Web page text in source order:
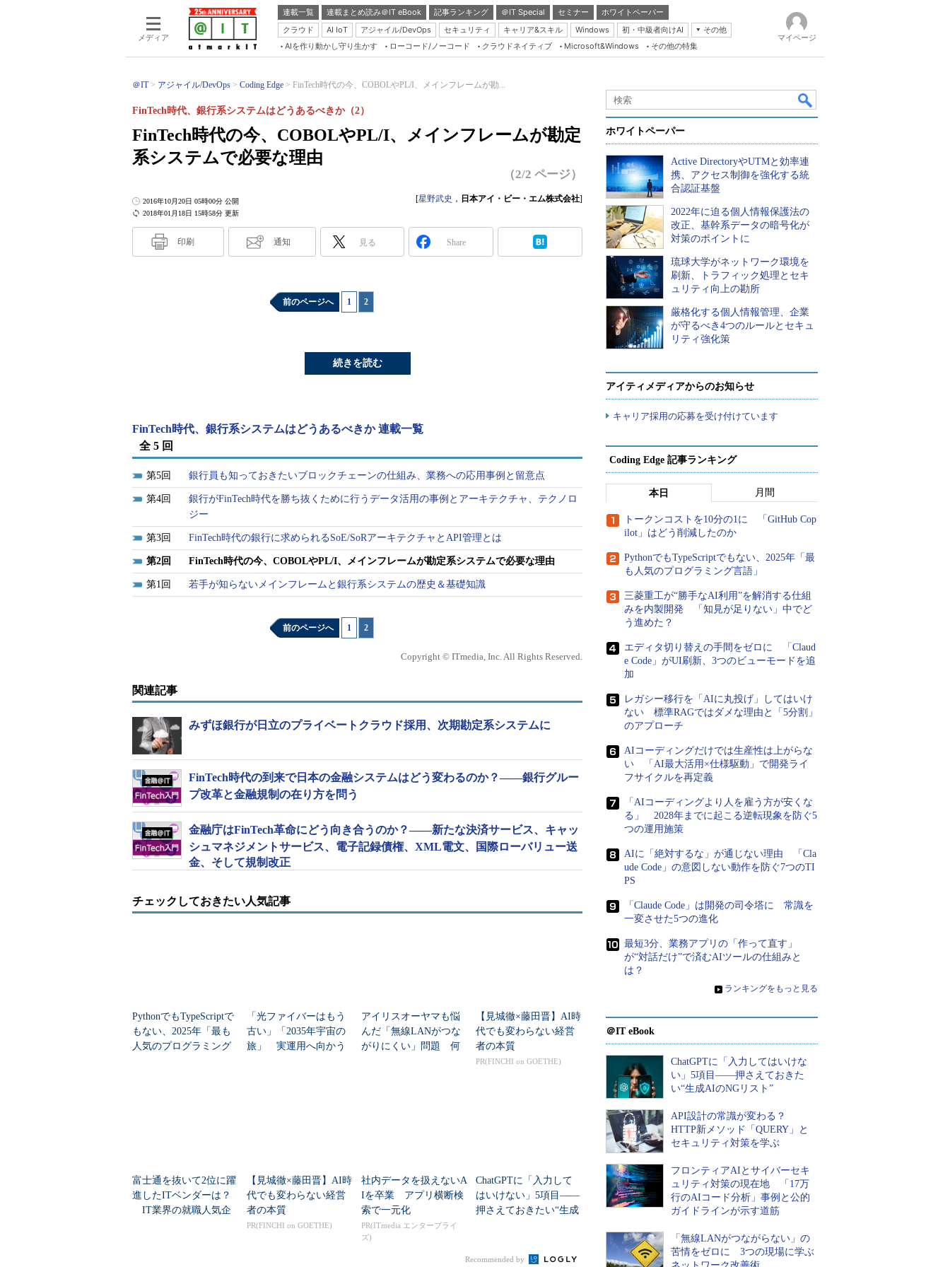
メディア
連載一覧 連載まとめ読み＠IT eBook 記事ランキング ＠IT Special セミナー
ホワイトペーパー
クラウド
AI IoT アジャイル/DevOps セキュリティ キャリア&スキル Windows 初・中級者向けAI
その他
Server & Storage
Java Agile
Database Expert
Master of IP Network
Security & Trust
Test & Tools
AIを作り動かし守り生かす ローコード/ノーコード クラウドネイティブ Microsoft&Windows その他の特集
マイページ
＠IT アジャイル/DevOps Coding Edge FinTech時代の今、COBOLやPL/I、メインフレームが勘...
FinTech時代の今、COBOLやPL/I、メインフレームが勘定
系システムで必要な理由
FinTech時代、銀行系システムはどうあるべきか（2）
（2/2 ページ）
2018年01月18日 15時58分 更新
2016年10月20日 05時00分 公開 [星野武史 ， 日本アイ・ビー・エム株式会社]
印刷 通知 見る Share
前のページへ 1 2
続きを読む
FinTech時代、銀行系システムはどうあるべきか 連載一覧
全 5 回
5 銀行員も知っておきたいブロックチェーンの仕組み、業務への応用事例と留意点
4
銀行がFinTech時代を勝ち抜くために行うデータ活用の事例とアーキテクチャ、テクノロ
ジー
3 FinTech時代の銀行に求められるSoE/SoRアーキテクチャとAPI管理とは
2 FinTech時代の今、COBOLやPL/I、メインフレームが勘定系システムで必要な理由
1 若手が知らないメインフレームと銀行系システムの歴史＆基礎知識
前のページへ 1 2
Copyright © ITmedia, Inc. All Rights Reserved.
関連記事
みずほ銀行が日立のプライベートクラウド採用、次期勘定系システムに
FinTech時代の到来で日本の金融システムはどう変わるのか？――銀行グルー
プ改革と金融規制の在り方を問う
金融庁はFinTech革命にどう向き合うのか？――新たな決済サービス、キャッ
シュマネジメントサービス、電子記録債権、XML電文、国際ローバリュー送
金、そして規制改正
チェックしておきたい人気記事
PythonでもTypeScriptで
もない、2025年「最も
人気のプログラミング
「光ファイバーはもう
古い」「2035年宇宙の
旅」 実運用へ向かう
アイリスオーヤマも悩
んだ「無線LANがつな
がりにくい」問題 何
【見城徹×藤田晋】AI時
代でも変わらない経営
者の本質
PR(FINCHI on GOETHE)
富士通を抜いて2位に躍
進したITベンダーは？
IT業界の就職人気企
【見城徹×藤田晋】AI時
代でも変わらない経営
者の本質
PR(FINCHI on GOETHE)
社内データを扱えないA
Iを卒業 アプリ横断検
索で一元化
PR(ITmedia エンタープライ
ズ)
ChatGPTに「入力して
はいけない」5項目――
押さえておきたい“生成
Recommended by
ホワイトペーパー
Active DirectoryやUTMと効率連
携、アクセス制御を強化する統
合認証基盤
2022年に迫る個人情報保護法の
改正、基幹系データの暗号化が
対策のポイントに
琉球大学がネットワーク環境を
刷新、トラフィック処理とセキ
ュリティ向上の勘所
厳格化する個人情報管理、企業
が守るべき4つのルールとセキュ
リティ強化策
アイティメディアからのお知らせ
キャリア採用の応募を受け付けています
Coding Edge 記事ランキング
本日 月間
トークンコストを10分の1に 「GitHub Cop
ilot」はどう削減したのか
PythonでもTypeScriptでもない、2025年「最
も人気のプログラミング言語」
三菱重工が“勝手なAI利用”を解消する仕組
みを内製開発 「知見が足りない」中でど
う進めた？
エディタ切り替えの手間をゼロに 「Claud
e Code」がUI刷新、3つのビューモードを追
加
レガシー移行を「AIに丸投げ」してはいけ
ない 標準RAGではダメな理由と「5分割」
のアプローチ
AIコーディングだけでは生産性は上がらな
い 「AI最大活用×仕様駆動」で開発ライ
フサイクルを再定義
「AIコーディングより人を雇う方が安くな
る」 2028年までに起こる逆転現象を防ぐ5
つの運用施策
AIに「絶対するな」が通じない理由 「Cla
ude Code」の意図しない動作を防ぐ7つのTI
PS
「Claude Code」は開発の司令塔に 常識を
一変させた5つの進化
最短3分、業務アプリの「作って直す」
が“対話だけ”で済むAIツールの仕組みと
は？
» ランキングをもっと見る
＠IT eBook
ChatGPTに「入力してはいけな
い」5項目――押さえておきた
い“生成AIのNGリスト”
API設計の常識が変わる？
HTTP新メソッド「QUERY」と
セキュリティ対策を学ぶ
フロンティアAIとサイバーセキ
ュリティ対策の現在地 「17万
行のAIコード分析」事例と公的
ガイドラインが示す道筋
「無線LANがつながらない」の
苦情をゼロに 3つの現場に学ぶ